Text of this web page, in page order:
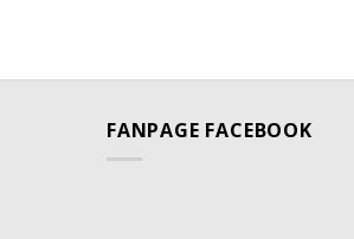
FANPAGE FACEBOOK